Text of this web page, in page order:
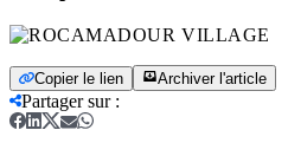
Copier le lien Archiver l'article
Partager sur: